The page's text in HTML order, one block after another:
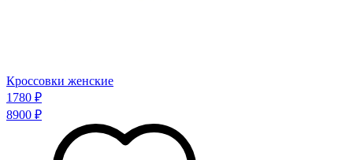
Кроссовки женские
1780 ₽
8900 ₽